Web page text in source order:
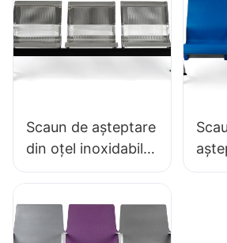
SEATING
Scaun de așteptare
din oțel inoxidabil,
ieftin, LC153-H1,
diverse spații
publice